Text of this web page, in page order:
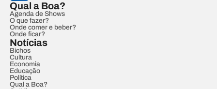
Qual a Boa?
Agenda de Shows
O que fazer?
Onde comer e beber?
Onde ficar?
Notícias
Bichos
Cultura
Economia
Educação
Política
Qual a Boa?